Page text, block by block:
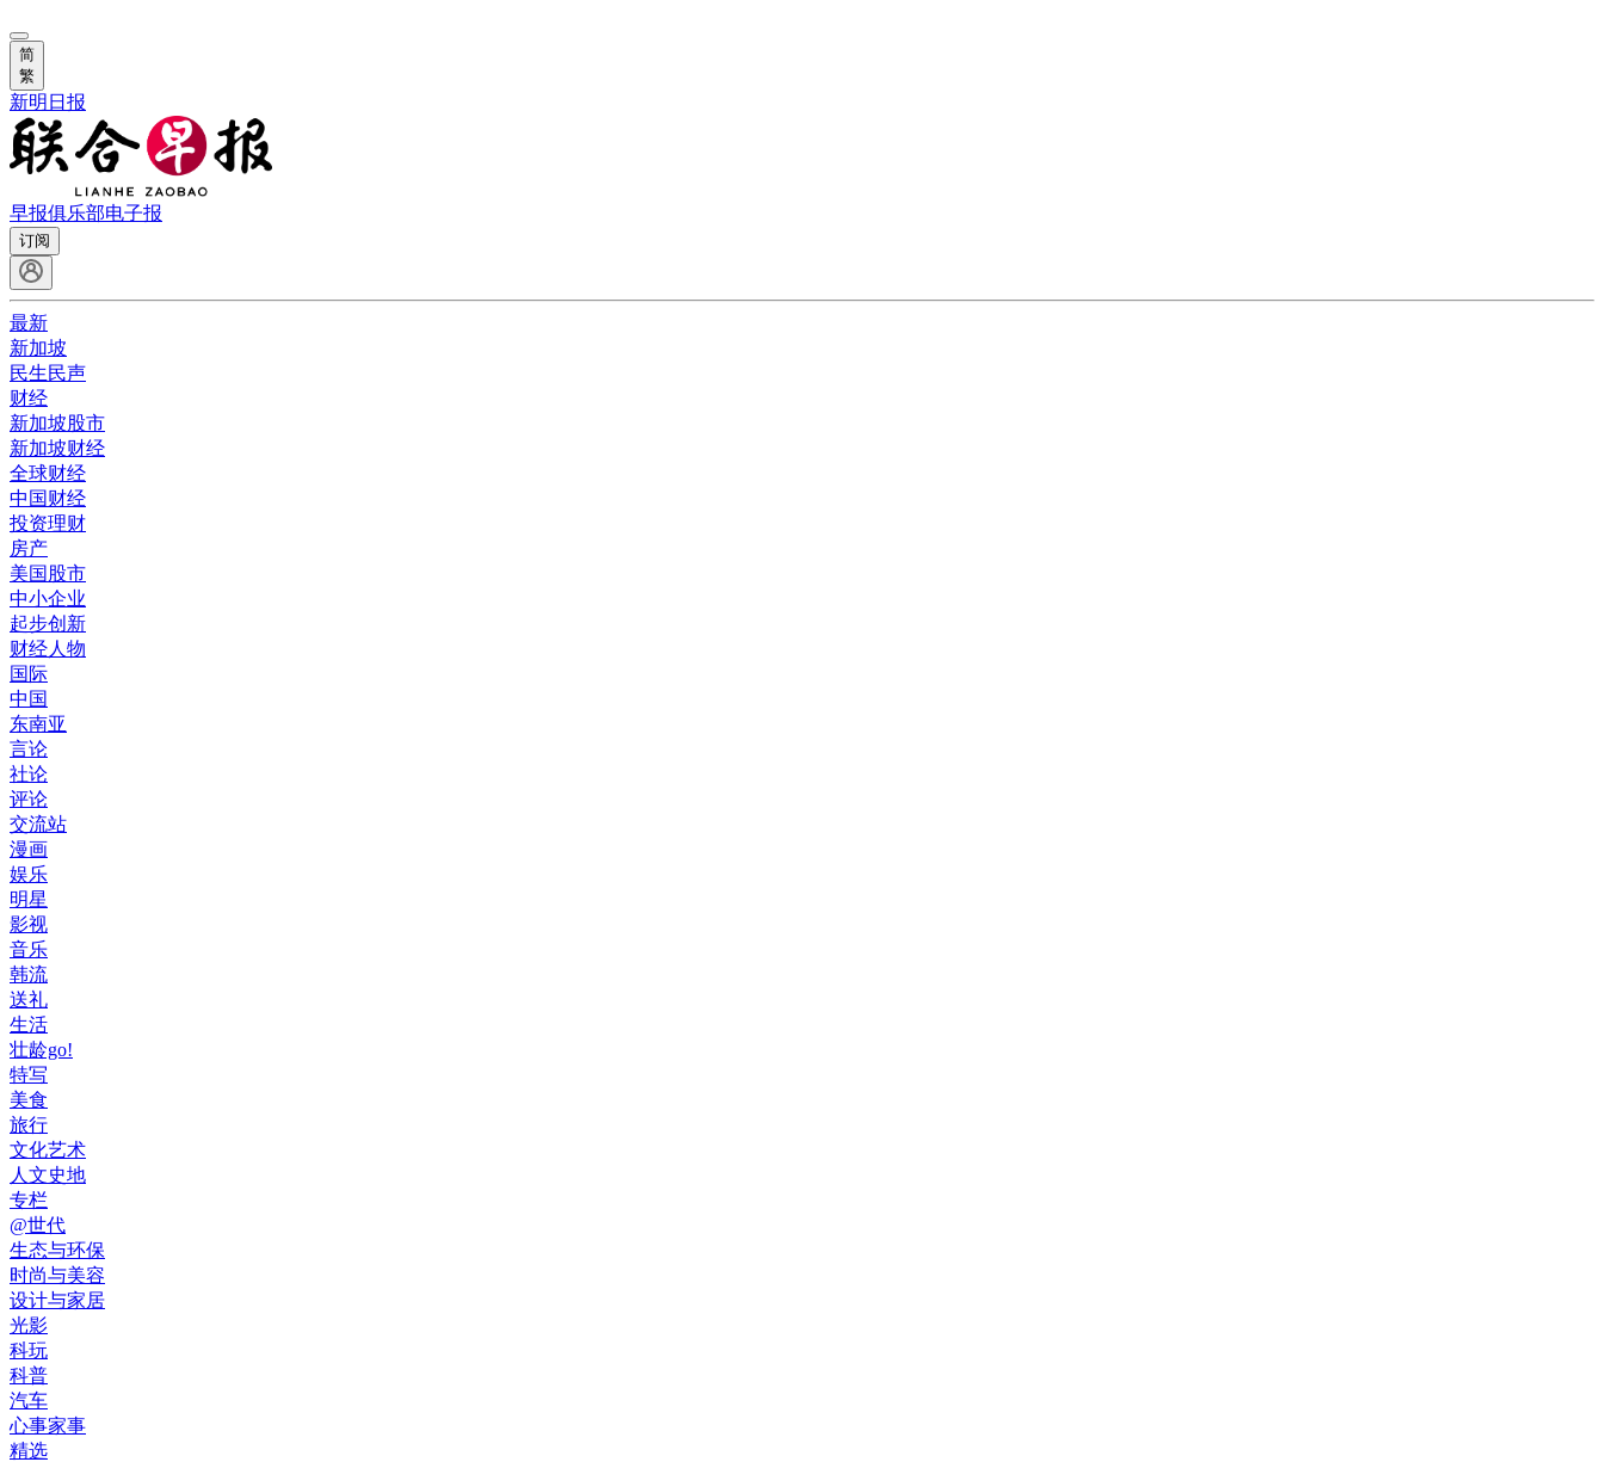
简
繁
新明日报
早报俱乐部电子报
订阅
最新
新加坡
民生民声
财经
新加坡股市
新加坡财经
全球财经
中国财经
投资理财
房产
美国股市
中小企业
起步创新
财经人物
国际
中国
东南亚
言论
社论
评论
交流站
漫画
娱乐
明星
影视
音乐
韩流
送礼
生活
壮龄go!
特写
美食
旅行
文化艺术
人文史地
专栏
@世代
生态与环保
时尚与美容
设计与家居
光影
科玩
科普
汽车
心事家事
精选